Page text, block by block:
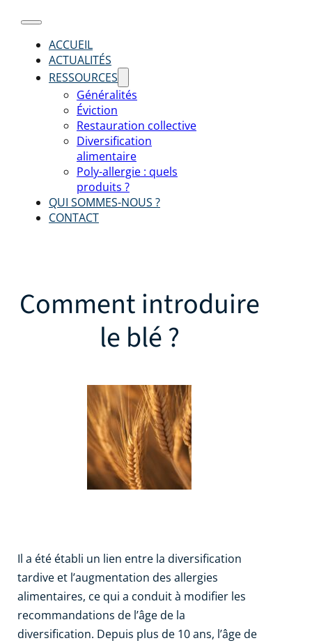
ACCUEIL
ACTUALITÉS
RESSOURCES
Généralités
Éviction
Restauration collective
Diversification
alimentaire
Poly-allergie : quels
produits ?
QUI SOMMES-NOUS ?
CONTACT
Comment introduire
le blé ?
Il a été établi un lien entre la diversification
tardive et l’augmentation des allergies
alimentaires, ce qui a conduit à modifier les
recommandations de l’âge de la
diversification. Depuis plus de 10 ans, l’âge de